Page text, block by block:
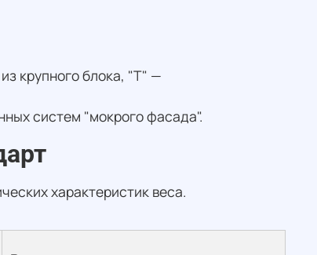
крупного блока, "Т" —
систем "мокрого фасада".
характеристик веса.